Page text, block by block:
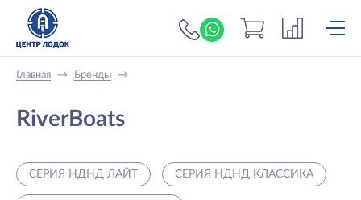
+7 (919) 698-56-
Главная → Бренды →
RiverBoats
СЕРИЯ НДНД ЛАЙТ СЕРИЯ НДНД КЛАССИКА